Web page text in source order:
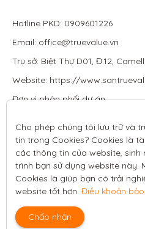
Hotline PKD: 0909601226
Email: office@truevalue.vn
Trụ sở: Biệt Thự D01, Đ.12,
Website: https://
Đơn vị phân phối dự án
Theo dõi tôi trên:
All rights reserved.
Chính sách bảo mật
Cho phép chúng tôi lưu trữ và
tin trong Cookies? Cookies là
các thông tin của website, sinh
trình bạn sử dụng website này.
Cookies là giúp bạn có trải
website tốt hơn. Điều khoản
Chấp nhận